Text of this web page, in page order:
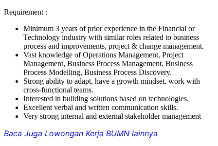
Requirement :
Minimum 3 years of prior experience in the Financial or
Technology industry with similar roles related to business
process and improvements, project & change management.
Vast knowledge of Operations Management, Project
Management, Business Process Management, Business
Process Modelling, Business Process Discovery.
Strong ability to adapt, have a growth mindset, work with
cross-functional teams.
Interested in building solutions based on technologies.
Excellent verbal and written communication skills.
Very strong internal and external stakeholder management
Baca Juga Lowongan Kerja BUMN lainnya